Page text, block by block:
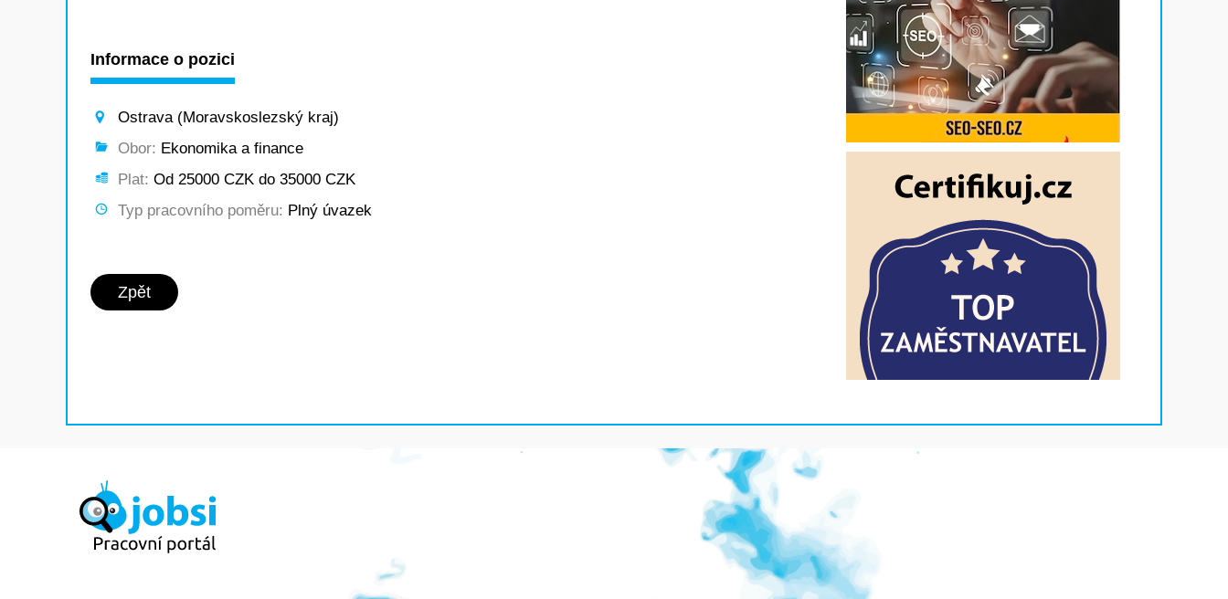
Informace o pozici
Ostrava (Moravskoslezský kraj)
Obor: Ekonomika a finance
Plat: Od 25000 CZK do 35000 CZK
Typ pracovního poměru: Plný úvazek
Zpět